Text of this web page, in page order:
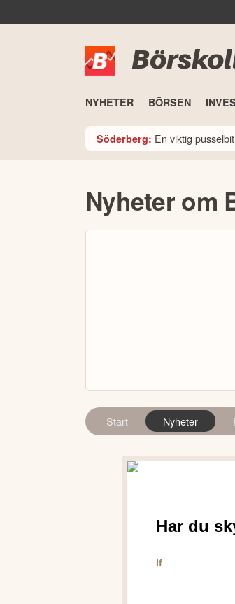
NYHETER BÖRSEN
Söderberg: En viktig
Nyheter om
Start Nyheter